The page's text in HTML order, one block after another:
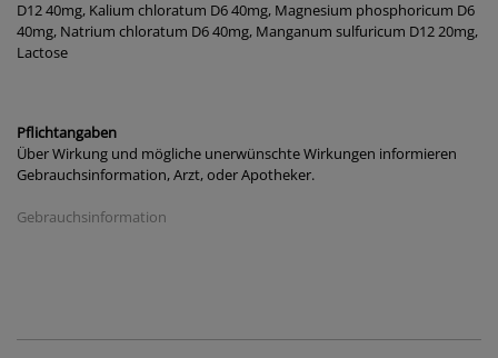
D12 40mg, Kalium chloratum D6 40mg, Magnesium phosphoricum D6
40mg, Natrium chloratum D6 40mg, Manganum sulfuricum D12 20mg,
Lactose
Pflichtangaben
Über Wirkung und mögliche unerwünschte Wirkungen informieren
Gebrauchsinformation, Arzt, oder Apotheker.
Gebrauchsinformation